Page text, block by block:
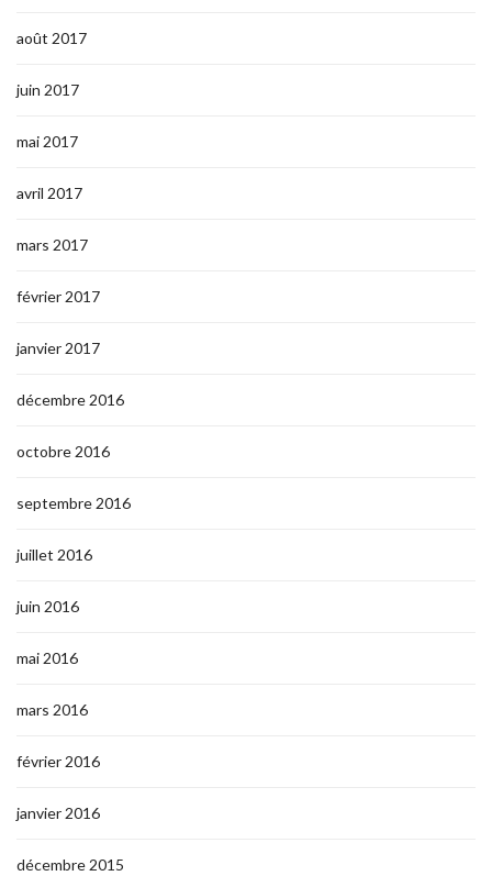
août 2017
juin 2017
mai 2017
avril 2017
mars 2017
février 2017
janvier 2017
décembre 2016
octobre 2016
septembre 2016
juillet 2016
juin 2016
mai 2016
mars 2016
février 2016
janvier 2016
décembre 2015